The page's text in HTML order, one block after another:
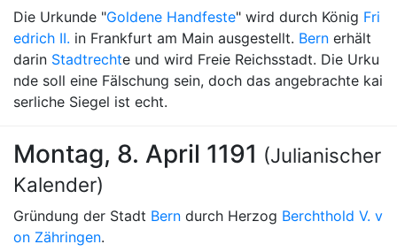
Die Urkunde "Goldene Handfeste" wird durch König Fri
edrich II. in Frankfurt am Main ausgestellt. Bern erhält
darin Stadtrechte und wird Freie Reichsstadt. Die Urku
nde soll eine Fälschung sein, doch das angebrachte kai
serliche Siegel ist echt.
Montag, 8. April 1191 (Julianischer
Kalender)
Gründung der Stadt Bern durch Herzog Berchthold V. v
on Zähringen.